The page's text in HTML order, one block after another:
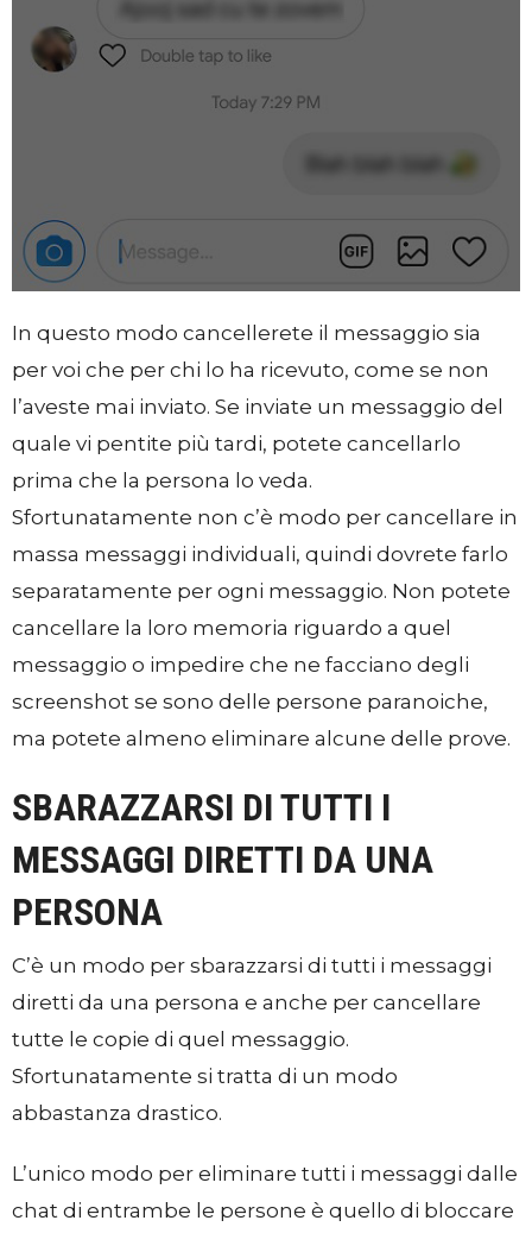
In questo modo cancellerete il messaggio sia
per voi che per chi lo ha ricevuto, come se non
l’aveste mai inviato. Se inviate un messaggio del
quale vi pentite più tardi, potete cancellarlo
prima che la persona lo veda.
Sfortunatamente non c’è modo per cancellare in
massa messaggi individuali, quindi dovrete farlo
separatamente per ogni messaggio. Non potete
cancellare la loro memoria riguardo a quel
messaggio o impedire che ne facciano degli
screenshot se sono delle persone paranoiche,
ma potete almeno eliminare alcune delle prove.
SBARAZZARSI DI TUTTI I
MESSAGGI DIRETTI DA UNA
PERSONA
C’è un modo per sbarazzarsi di tutti i messaggi
diretti da una persona e anche per cancellare
tutte le copie di quel messaggio.
Sfortunatamente si tratta di un modo
abbastanza drastico.
L’unico modo per eliminare tutti i messaggi dalle
chat di entrambe le persone è quello di bloccare